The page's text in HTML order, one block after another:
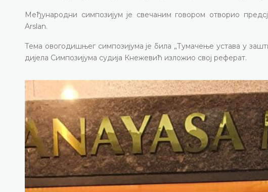
Међународни симпозијум је свечаним говором отворио
Arslan.
Тема овогодишњег симпозијума је била „Тумачење устава у
дијела Симпозијума судија Кнежевић изложио свој реферат.